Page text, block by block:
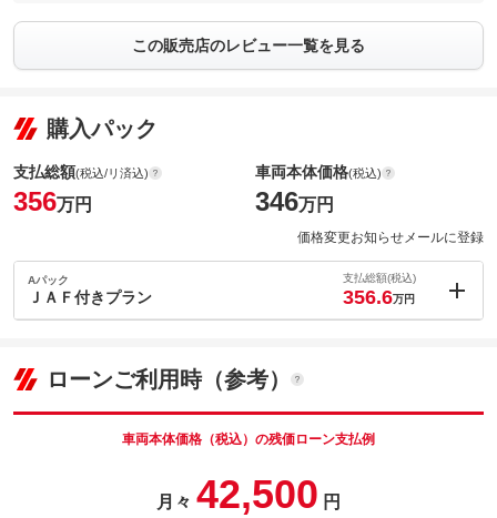
この販売店のレビュー一覧を見る
購入パック
支払総額(税込/リ済込)
356万円
車両本体価格(税込)
346万円
価格変更お知らせメールに登録
Aパック
ＪＡＦ付きプラン
支払総額(税込)
356.6万円
車両本体価
346
ローンご利用時（参考）
車両本体価格（税込）の残価ローン支払例
月々 42,500 円